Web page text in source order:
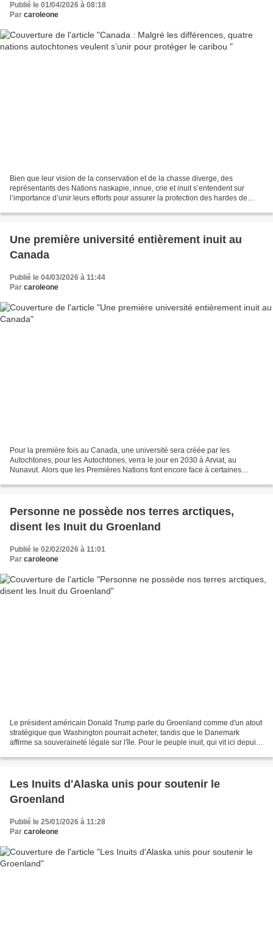
Publié le 01/04/2026 à 08:18
Par caroleone
Bien que leur vision de la conservation et de la chasse diverge, des
représentants des Nations naskapie, innue, crie et inuit s’entendent sur
l’importance d’unir leurs efforts pour assurer la protection des hardes de
Une première université entièrement inuit au
Canada
Publié le 04/03/2026 à 11:44
Par caroleone
Pour la première fois au Canada, une université sera créée par les
Autochtones, pour les Autochtones, verra le jour en 2030 à Arviat, au
Nunavut. Alors que les Premières Nations font encore face à certaines
Personne ne possède nos terres arctiques,
disent les Inuit du Groenland
Publié le 02/02/2026 à 11:01
Par caroleone
Le président américain Donald Trump parle du Groenland comme d'un atout
stratégique que Washington pourrait acheter, tandis que le Danemark
affirme sa souveraineté légale sur l'île. Pour le peuple inuit, qui vit ici depuis
Les Inuits d'Alaska unis pour soutenir le
Groenland
Publié le 25/01/2026 à 11:28
Par caroleone